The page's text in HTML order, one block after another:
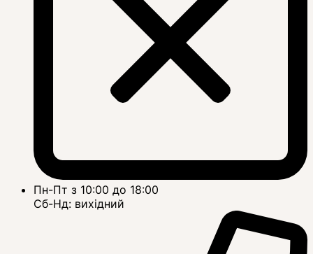
Пн-Пт з 10:00 до 18:00
Сб-Нд: вихідний